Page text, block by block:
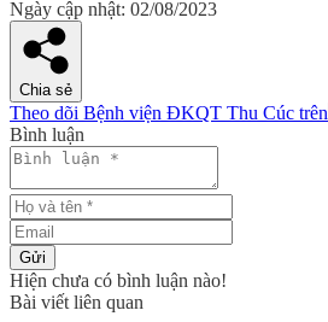
Ngày cập nhật: 02/08/2023
Chia sẻ
Theo dõi Bệnh viện ĐKQT Thu Cúc trên
Bình luận
Gửi
Hiện chưa có bình luận nào!
Bài viết liên quan